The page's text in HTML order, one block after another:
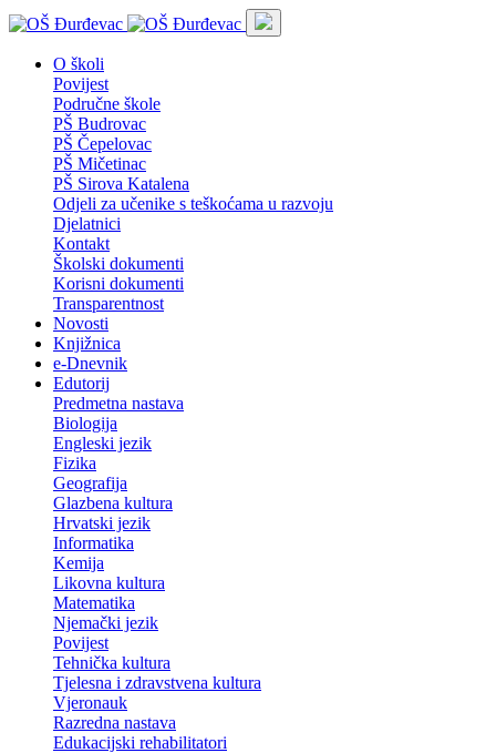
O školi
Povijest
Područne škole
PŠ Budrovac
PŠ Čepelovac
PŠ Mičetinac
PŠ Sirova Katalena
Odjeli za učenike s teškoćama u razvoju
Djelatnici
Kontakt
Školski dokumenti
Korisni dokumenti
Transparentnost
Novosti
Knjižnica
e-Dnevnik
Edutorij
Predmetna nastava
Biologija
Engleski jezik
Fizika
Geografija
Glazbena kultura
Hrvatski jezik
Informatika
Kemija
Likovna kultura
Matematika
Njemački jezik
Povijest
Tehnička kultura
Tjelesna i zdravstvena kultura
Vjeronauk
Razredna nastava
Edukacijski rehabilitatori